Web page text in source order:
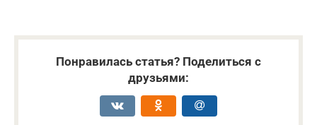
Понравилась статья? Поделиться с
друзьями: